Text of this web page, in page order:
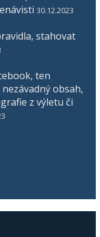
30.12.2023
stahovat
ten
obsah,
z výletu či